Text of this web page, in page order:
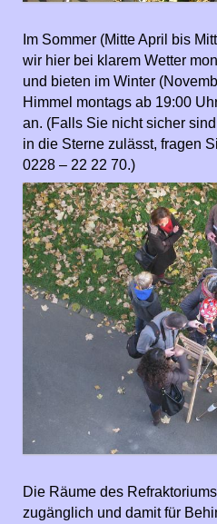
Im Sommer (Mitte April bis
wir hier bei klarem Wetter
und bieten im Winter
Himmel montags ab 19:00
an. (Falls Sie nicht sicher
in die Sterne zulässt, fragen
0228 – 22 22 70.)
Die Räume des
zugänglich und damit für